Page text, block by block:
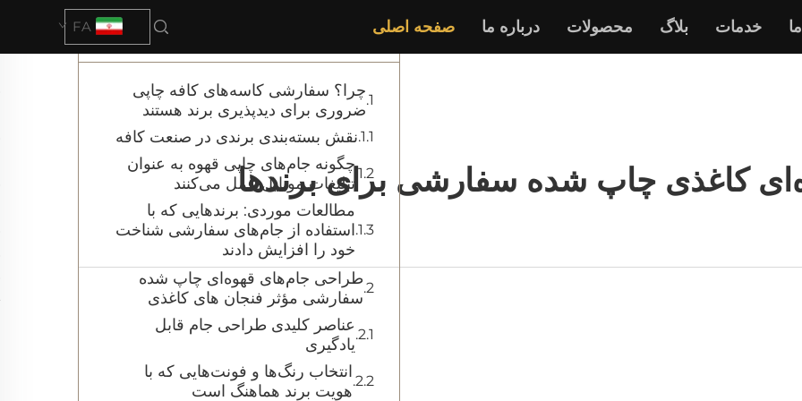
صفحه اصلی درباره ما محصولات بلاگ خدمات FA
کاغذی چاپ شده سفارشی برای برندها
فهرست مطالب
چرا؟ سفارشی کاسه‌های کافه چاپی
ضروری برای دیدپذیری برند هستند
نقش بسته‌بندی برندی در صنعت کافه
چگونه جام‌های چاپی قهوه به عنوان
تبلیغات موبایل عمل می‌کنند
مطالعات موردی: برند‌هایی که با
استفاده از جام‌های سفارشی شناخت
خود را افزایش دادند
طراحی جام‌های قهوه‌ای چاپ شده
سفارشی مؤثر فنجان های کاغذی
عناصر کلیدی طراحی جام قابل
یادگیری
انتخاب رنگ‌ها و فونت‌هایی که با
هویت برند هماهنگ است